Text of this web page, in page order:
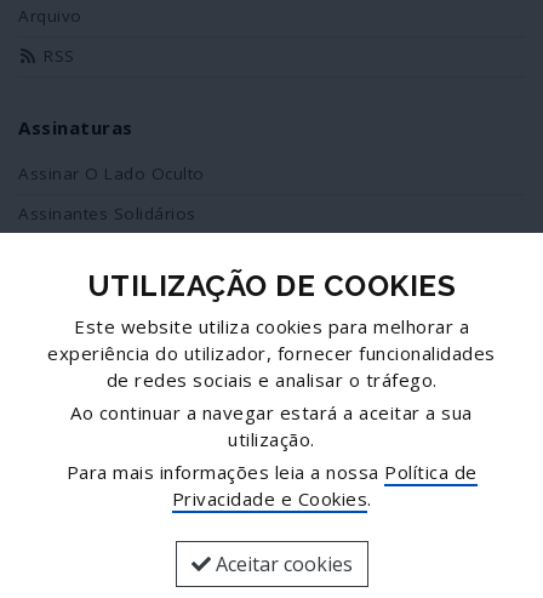
Arquivo
RSS
Assinaturas
Assinar O Lado Oculto
Assinantes Solidários
Redes Sociais
Siga-nos no facebook
Twitter
UTILIZAÇÃO DE COOKIES
Este website utiliza cookies para melhorar a
experiência do utilizador, fornecer funcionalidades
de redes sociais e analisar o tráfego.
Ao continuar a navegar estará a aceitar a sua
utilização.
Para mais informações leia a nossa Política de
Privacidade e Cookies.
Aceitar cookies